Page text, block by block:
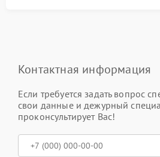
Контактная информация
Если требуется задать вопрос
свои данные и дежурный
проконсультирует Вас!